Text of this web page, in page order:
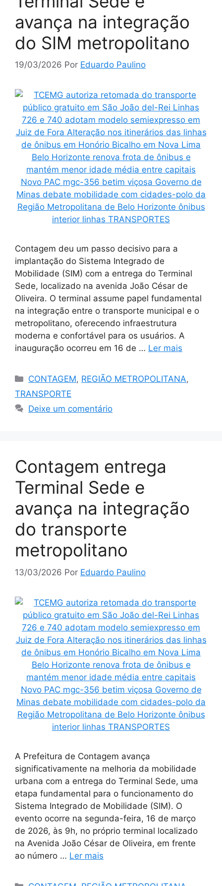
avança na integração
do SIM metropolitano
19/03/2026 Por Eduardo Paulino
Contagem deu um passo decisivo para a
implantação do Sistema Integrado de
Mobilidade (SIM) com a entrega do Terminal
Sede, localizado na avenida João César de
Oliveira. O terminal assume papel fundamental
na integração entre o transporte municipal e o
metropolitano, oferecendo infraestrutura
moderna e confortável para os usuários. A
inauguração ocorreu em 16 de … Ler mais
Categorias
CONTAGEM, REGIÃO METROPOLITANA,
TRANSPORTE
Deixe um comentário
Contagem entrega
Terminal Sede e
avança na integração
do transporte
metropolitano
13/03/2026 Por Eduardo Paulino
A Prefeitura de Contagem avança
significativamente na melhoria da mobilidade
urbana com a entrega do Terminal Sede, uma
etapa fundamental para o funcionamento do
Sistema Integrado de Mobilidade (SIM). O
evento ocorre na segunda-feira, 16 de março
de 2026, às 9h, no próprio terminal localizado
na Avenida João César de Oliveira, em frente
ao número … Ler mais